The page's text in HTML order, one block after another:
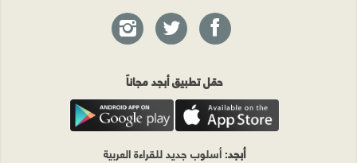
حمّل تطبيق أبجد مجاناً
أبجد: أسلوب جديد للقراءة العربية